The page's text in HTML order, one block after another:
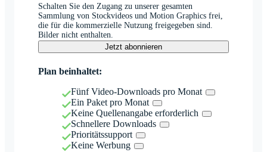
Schalten Sie den Zugang zu unserer gesamten
Sammlung von Stockvideos und Motion Graphics frei,
die für die kommerzielle Nutzung freigegeben sind.
Bilder nicht enthalten.
Jetzt abonnieren
Plan beinhaltet:
Fünf Video-Downloads pro Monat
Ein Paket pro Monat
Keine Quellenangabe erforderlich
Schnellere Downloads
Prioritätssupport
Keine Werbung